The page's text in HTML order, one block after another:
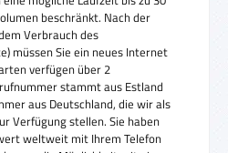
beschränkt. Nach der
Verbrauch des
müssen Sie ein neues Internet
verfügen über 2
stammt aus Estland
aus Deutschland, die wir als
Verfügung stellen. Sie haben
weltweit mit Ihrem Telefon